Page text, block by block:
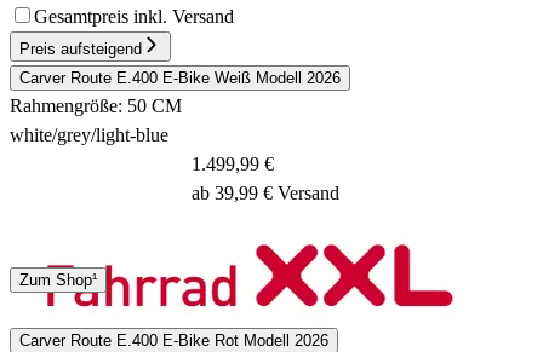
Gesamtpreis inkl. Versand
Preis aufsteigend
Carver Route E.400 E-Bike Weiß Modell 2026
Rahmengröße: 50 CM
white/grey/light-blue
Spedition
3 - 5 Tage
1.499,99 €
ab 39,99 € Versand
Zum Shop¹
Carver Route E.400 E-Bike Rot Modell 2026